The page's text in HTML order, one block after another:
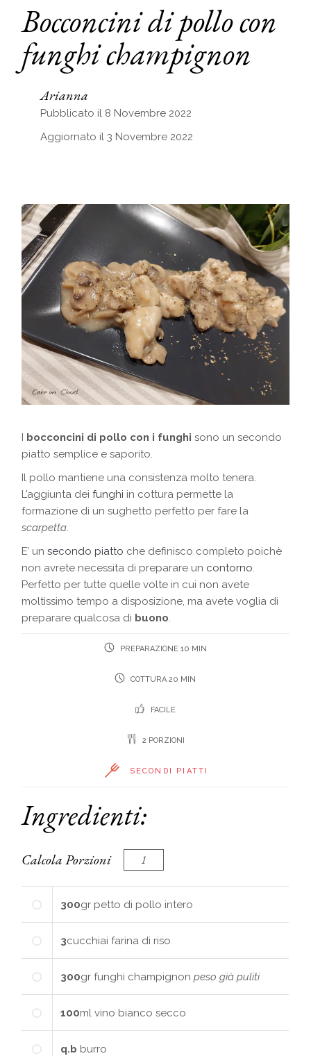
Bocconcini di pollo con
funghi champignon
Arianna
Pubblicato il 8 Novembre 2022
Aggiornato il 3 Novembre 2022
I bocconcini di pollo con i funghi sono un secondo
piatto semplice e saporito.
Il pollo mantiene una consistenza molto tenera.
L’aggiunta deifunghi in cottura permette la
formazione di un sughetto perfetto per fare la
scarpetta.
E’ unsecondo piatto che definisco completo poichè
non avrete necessita di preparare un contorno.
Perfetto per tutte quelle volte in cui non avete
moltissimo tempo a disposizione, ma avete voglia di
preparare qualcosa di buono.
PREPARAZIONE 10 MIN
COTTURA 20 MIN
FACILE
2 PORZIONI
SECONDI PIATTI
Ingredienti:
Calcola Porzioni
300gr petto di pollo intero
3cucchiai farina di riso
300gr funghi champignonpeso già puliti
100ml vino bianco secco
q.b burro